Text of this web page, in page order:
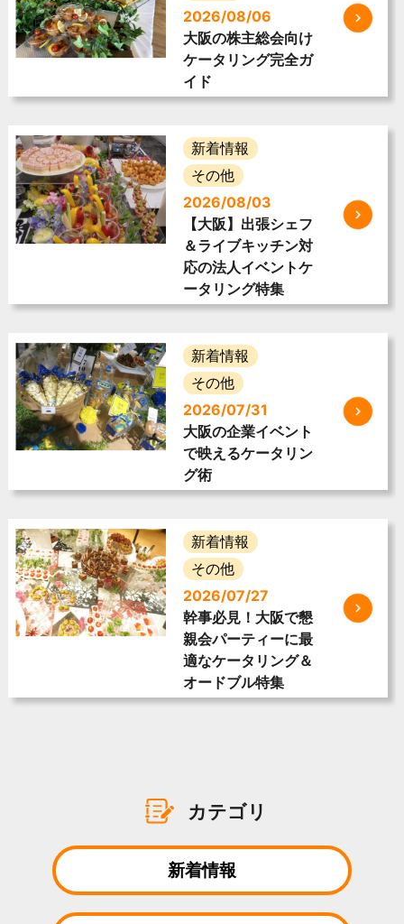
2026/08/06
大阪の株主総会向け
ケータリング完全ガ
イド
新着情報
その他
2026/08/03
【大阪】出張シェフ
＆ライブキッチン対
応の法人イベントケ
ータリング特集
新着情報
その他
2026/07/31
大阪の企業イベント
で映えるケータリン
グ術
新着情報
その他
2026/07/27
幹事必見！大阪で懇
親会パーティーに最
適なケータリング＆
オードブル特集
カテゴリ
新着情報